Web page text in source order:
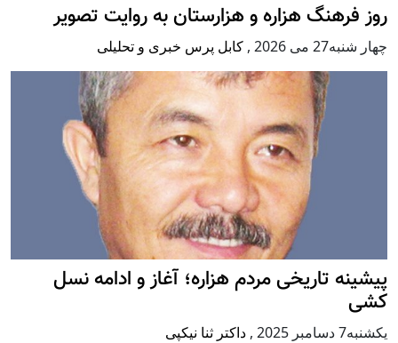
روز فرهنگ هزاره و هزارستان به روایت تصویر
چهار شنبه27 می 2026 , کابل پرس خبری و تحلیلی
پيشينه تاريخی مردم هزاره؛ آغاز و ادامه نسل
کشی
يكشنبه7 دسامبر 2025 , داکتر ثنا نیکپی